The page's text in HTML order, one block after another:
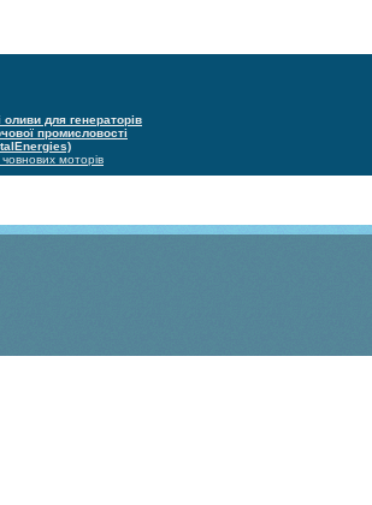
оливи для генераторів
промисловості
моторів